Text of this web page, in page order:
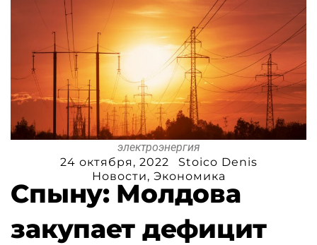
электроэнергия
24 октября, 2022
Stoico Denis
Новости, Экономика
Спыну: Молдова
закупает дефицит